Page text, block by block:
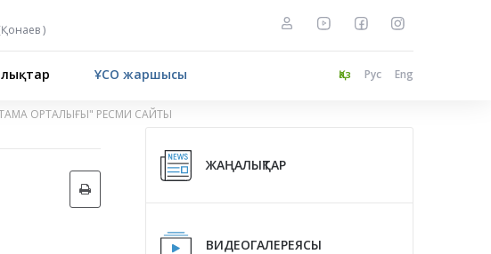
Қонаев)
ҰСО жаршысы Қаз Рус Eng
ОРТАЛЫҒЫ" РЕСМИ САЙТЫ
ЖАҢАЛЫҚТАР
ВИДЕОГАЛЕРЕЯСЫ